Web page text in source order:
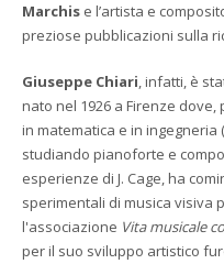
Marchis e l’artista e
preziose pubblicazioni sulla
Giuseppe Chiari, infatti, è
nato nel 1926 a Firenze
in matematica e in ingegneria
studiando pianoforte e
esperienze di J. Cage, ha
sperimentali di musica visiva
l'associazione Vita musicale
per il suo sviluppo artistico